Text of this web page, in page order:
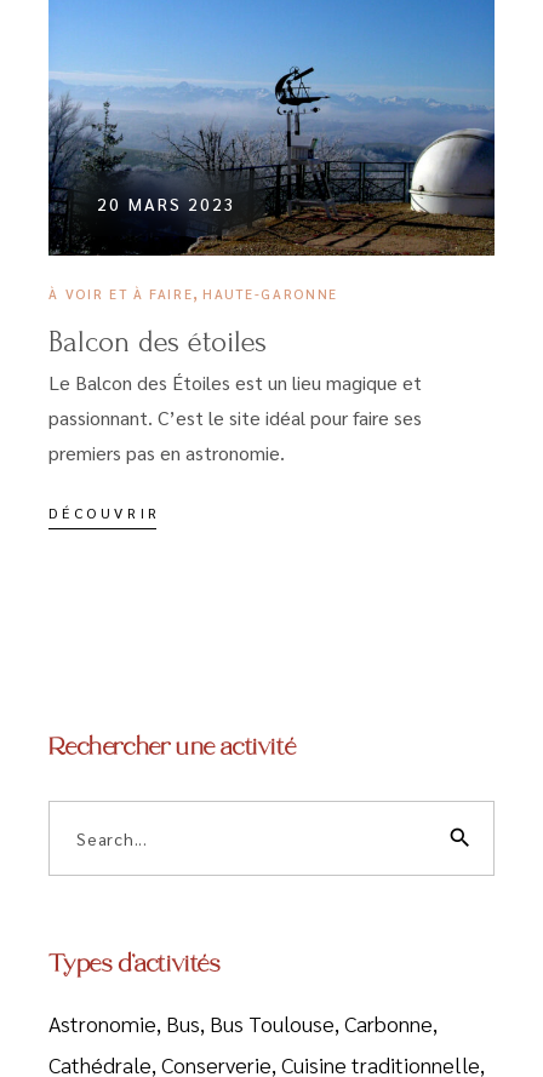
20 MARS 2023
À VOIR ET À FAIRE, HAUTE-GARONNE
Balcon des étoiles
Le Balcon des Étoiles est un lieu magique et
passionnant. C’est le site idéal pour faire ses
premiers pas en astronomie.
DÉCOUVRIR
Rechercher une activité
Search
search
Types d’activités
Astronomie Bus Bus Toulouse Carbonne
Cathédrale Conserverie Cuisine traditionnelle